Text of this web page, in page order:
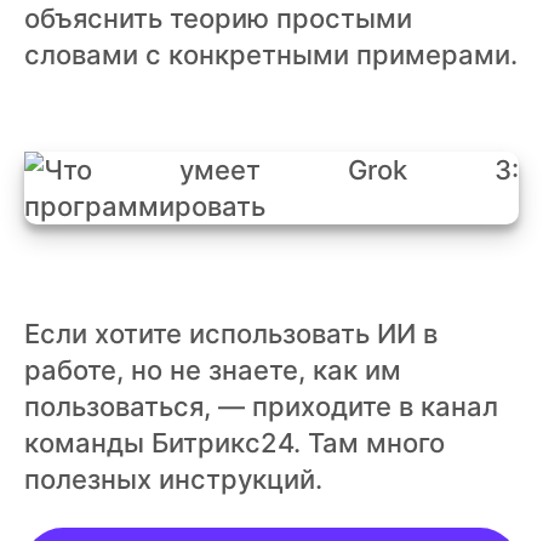
объяснить теорию простыми
словами с конкретными примерами.
Если хотите использовать ИИ в
работе, но не знаете, как им
пользоваться, — приходите в канал
команды Битрикс24. Там много
полезных инструкций.